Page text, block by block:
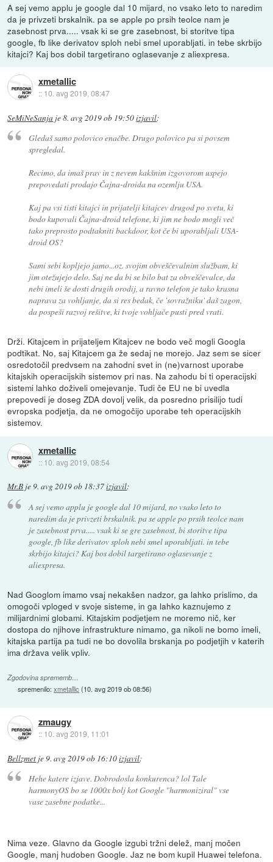
A sej vemo applu je google dal 10 mijard, no vsako leto to naredim
da je privzeti brskalnik. pa se apple po prsih teolce nam je
zasebnost prva..... vsak ki se gre zasebnost, bi storitve tipa
google, fb like derivatov sploh nebi smel uporabljati. in tebe skrbijo
kitajci? Kaj bos dobil targetirano oglasevanje z aliexpresa.
xmetallic
:: 10. avg 2019, 08:47
SeMiNeSanja je8. avg 2019 ob 19:50izjavil:
Gledaš samo polovico enačbe. Drugo polovico pa si povsem
spregledal.
Recimo, da imaš prav in z nevem kakšnim izgovorom uspejo
prepovedati prodajo Čajna-droida na ozemlju USA.
Kaj pa vsi tisti kitajci in prijatelji kitajcev drugod po svetu, ki
bodo kupovali Čajna-droid telefone, ki jim ne bodo mogli več
tako preprosto podtakniti backdoor, kot če bi uporabljali USA-
droid OS?
Sami sebi kopljejo jamo...oz. svojim obveščevalnim službam, ki
jim otežujejo delo. Saj ne da bi se bilo bat za obveščevalce, da
nebi imeli še dosti drugih orodij, a ravno telefon je tako krasna
naprava za vohljanje, da si res bedak, če 'sovražniku' daš zagon,
da pospeši razvoj rešitve, ki tvoje vohljače pusti pred vrati.
Drži. Kitajcem in prijateljem Kitajcev ne bodo več mogli Googla
podtikat. No, saj Kitajcem ga že sedaj ne morejo. Jaz sem se sicer
osredotočil predvsem na zahodni svet in (ne)varnost uporabe
kitajskih operacijskih sistemov pri nas. Na zahodu bi ti operacijski
sistemi lahko doživeli omejevanje. Tudi če EU ne bi uvedla
prepovedi je doseg ZDA dovolj velik, da posredno prisilijo tudi
evropska podjetja, da ne omogočijo uporabe teh operacijskih
sistemov.
xmetallic
:: 10. avg 2019, 08:54
Mr.B je9. avg 2019 ob 18:37izjavil:
A sej vemo applu je google dal 10 mijard, no vsako leto to
naredim da je privzeti brskalnik. pa se apple po prsih teolce nam
je zasebnost prva..... vsak ki se gre zasebnost, bi storitve tipa
google, fb like derivatov sploh nebi smel uporabljati. in tebe
skrbijo kitajci? Kaj bos dobil targetirano oglasevanje z
aliexpresa.
Nad Googlom imamo vsaj nekakšen nadzor, ga lahko prislimo, da
omogoči vploged v svoje sisteme, in ga lahko kaznujemo z
milijardnimi globami. Kitajskim podjetjem ne moremo nič, ker
dostopa do njihove infrastrukture nimamo, ga nikoli ne bomo imeli,
kitajska partija pa tudi ne bo dovolila brskanja po podjetjih v katerih
ima država velik vpliv.
Zgodovina sprememb…
spremenilo:xmetallic (10. avg 2019 ob 08:56)
zmaugy
:: 10. avg 2019, 11:01
Bellzmet je9. avg 2019 ob 16:10izjavil:
Hehe katere izjave. Dobrodosla konkurenca? lol Tale
harmonyOS bo se 1000x bolj kot Google "harmoniziral" vse
vase zasebne podatke...
Nima veze. Glavno da Google izgubi tržni delež, manj močen
Google, manj hudoben Google. Jaz ne bom kupil Huawei telefona.